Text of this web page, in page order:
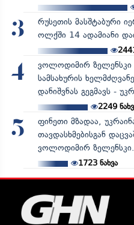
3
რუსეთის მასშტაბური
ოლქში 14 ადამიანი
4
ვოლოდიმირ ზელენსკი
სამსახურის
დანიშვნას გეგმავს -
2249
5
ფინეთი მზადაა,
თავდასხმებისგან
ვოლოდიმირ
1723ნახვა